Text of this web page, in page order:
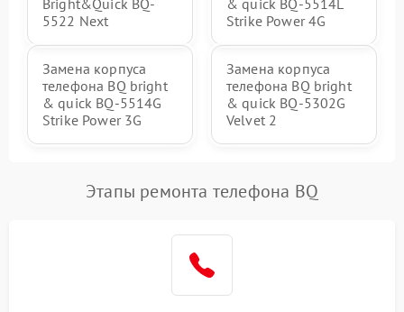
Bright&Quick BQ-
5522 Next
& quick BQ-5514L
Strike Power 4G
Замена корпуса
телефона BQ bright
& quick BQ-5514G
Strike Power 3G
Замена корпуса
телефона BQ bright
& quick BQ-5302G
Velvet 2
Этапы ремонта телефона BQ